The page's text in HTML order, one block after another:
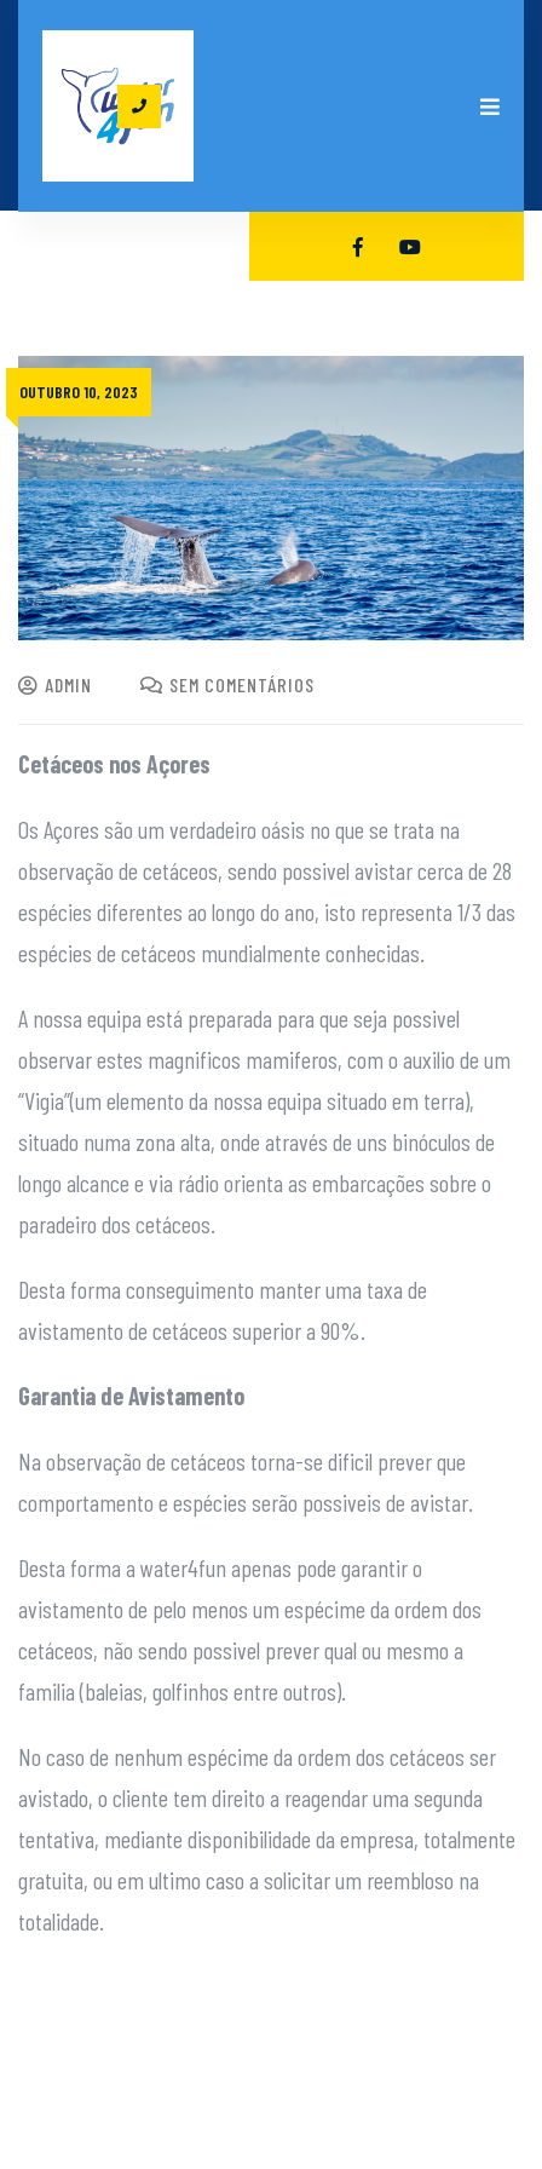
HOME OBSERVAÇÃO DE BALEIAS E GOLFINHOS
OUTUBRO 10, 2023
ADMIN SEM COMENTÁRIOS
Cetáceos nos Açores
Os Açores são um verdadeiro oásis no que se trata na
observação de cetáceos, sendo possivel avistar cerca de 28
espécies diferentes ao longo do ano, isto representa 1/3 das
espécies de cetáceos mundialmente conhecidas.
A nossa equipa está preparada para que seja possivel
observar estes magnificos mamiferos, com o auxilio de um
“Vigia”(um elemento da nossa equipa situado em terra),
situado numa zona alta, onde através de uns binóculos de
longo alcance e via rádio orienta as embarcações sobre o
paradeiro dos cetáceos.
Desta forma conseguimento manter uma taxa de
avistamento de cetáceos superior a 90%.
Garantia de Avistamento
Na observação de cetáceos torna-se dificil prever que
comportamento e espécies serão possiveis de avistar.
Desta forma a water4fun apenas pode garantir o
avistamento de pelo menos um espécime da ordem dos
cetáceos, não sendo possivel prever qual ou mesmo a
familia(baleias, golfinhos entre outros).
No caso de nenhum espécime da ordem dos cetáceos ser
avistado, o cliente tem direito a reagendar uma segunda
tentativa, mediante disponibilidade da empresa, totalmente
gratuita, ou em ultimo caso a solicitar um reembloso na
totalidade.